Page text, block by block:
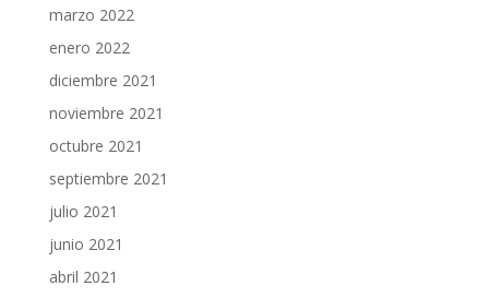
marzo 2022
enero 2022
diciembre 2021
noviembre 2021
octubre 2021
septiembre 2021
julio 2021
junio 2021
abril 2021